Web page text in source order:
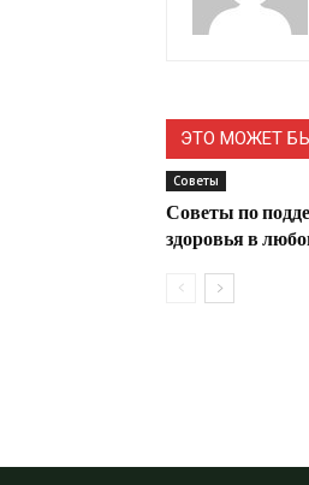
ЭТО МОЖЕТ
Советы
Советы по
здоровья в